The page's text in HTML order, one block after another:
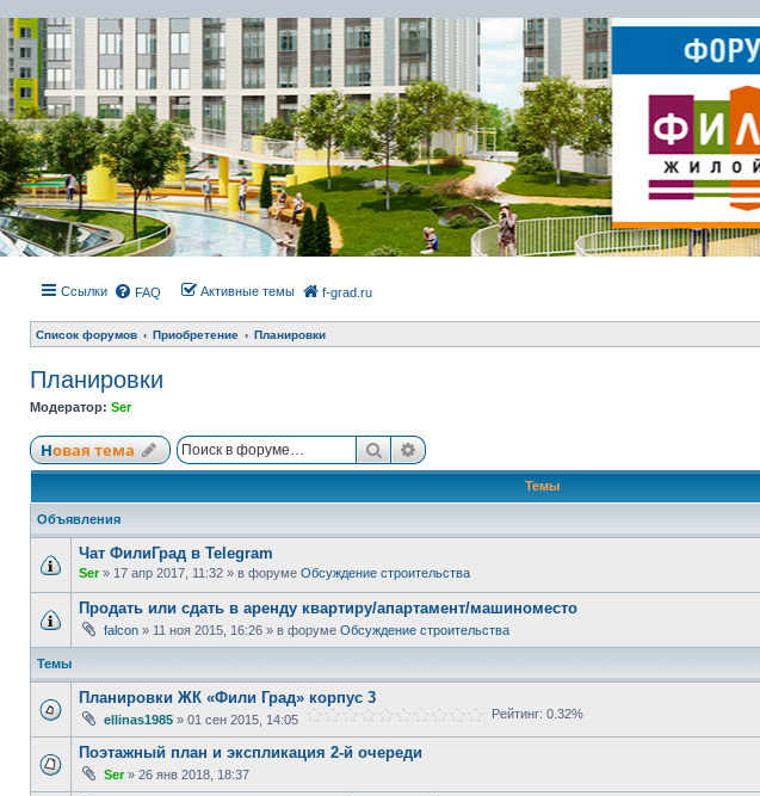
Ссылки FAQ Активные темы f-grad.ru
Список форумов Приобретение Планировки
Планировки
Модератор: Ser
Новая тема ПоискРасширенный поиск
Темы
Объявления
Чат ФилиГрад в Telegram
Ser» 17 апр 2017, 11:32 » в форуме Обсуждение строительства
Продать или сдать в аренду квартиру/апартамент/машиноместо
falcon » 11 ноя 2015, 16:26 » в форуме Обсуждение строительства
Темы
Планировки ЖК «Фили Град» корпус 3
ellinas1985 » 01 сен 2015, 14:05 Рейтинг: 0.32%
Поэтажный план и экспликация 2-й очереди
Ser» 26 янв 2018, 18:37